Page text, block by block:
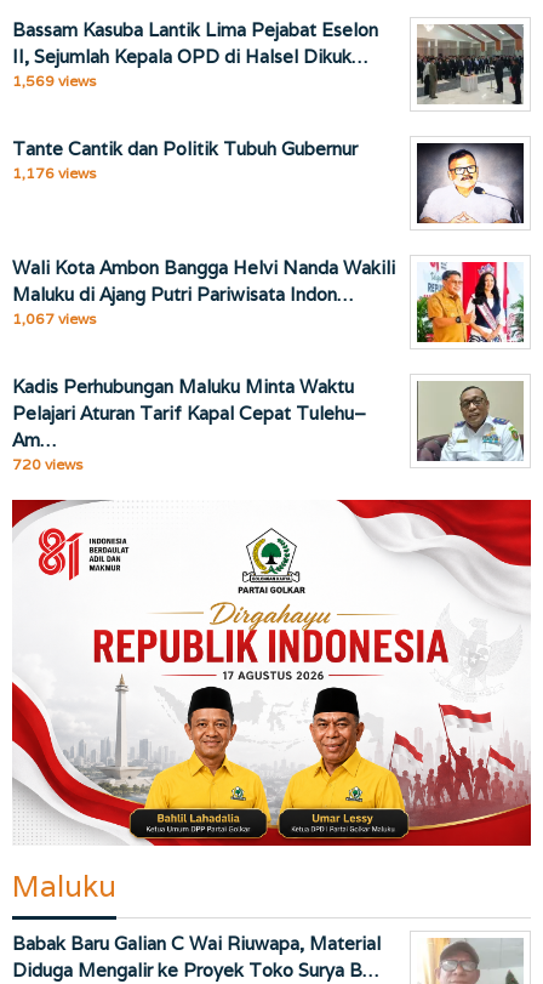
Bassam Kasuba Lantik Lima Pejabat Eselon
II, Sejumlah Kepala OPD di Halsel Dikuk…
1,569 views
Tante Cantik dan Politik Tubuh Gubernur
1,176 views
Wali Kota Ambon Bangga Helvi Nanda Wakili
Maluku di Ajang Putri Pariwisata Indon…
1,067 views
Kadis Perhubungan Maluku Minta Waktu
Pelajari Aturan Tarif Kapal Cepat Tulehu–
Am…
720 views
Maluku
Babak Baru Galian C Wai Riuwapa, Material
Diduga Mengalir ke Proyek Toko Surya B…